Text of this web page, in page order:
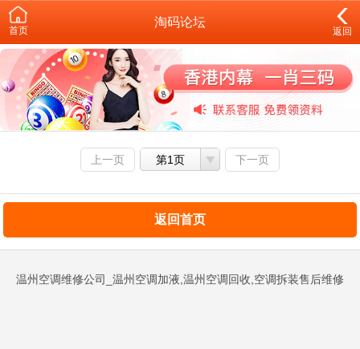
首页
淘码论坛
返回
上一页 第1页 下一页
返回首页
温州空调维修公司_温州空调加液,温州空调回收,空调拆装售后维修